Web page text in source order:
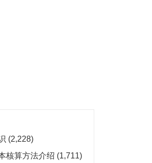
(2,228)
核算方法介绍 (1,711)